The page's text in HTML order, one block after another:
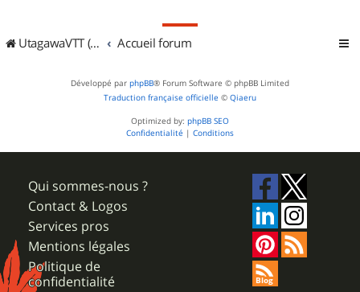
UtagawaVTT (Randos VTT et VTTAE avec traces GPS) Accueil forum
Développé par phpBB® Forum Software © phpBB Limited
Traduction française officielle © Qiaeru
Optimized by: phpBB SEO
Confidentialité | Conditions
Qui sommes-nous ?
Contact & Logos
Services pros
Mentions légales
Politique de
confidentialité